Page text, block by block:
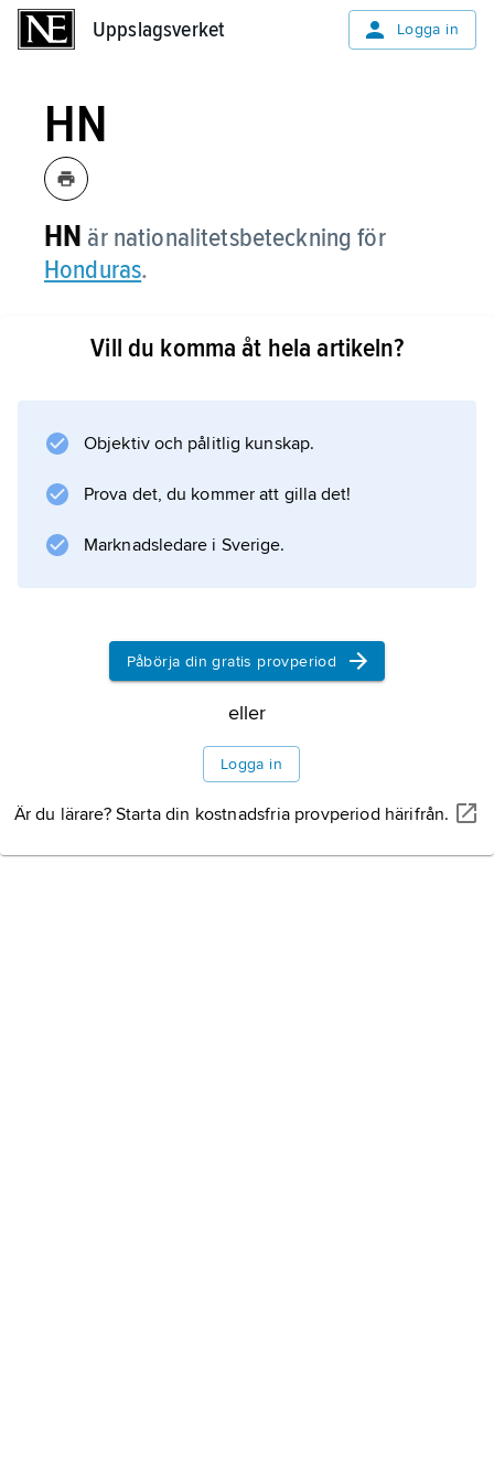
Uppslagsverket Logga in
HN
HN är nationalitetsbeteckning för
Honduras.
Vill du komma åt hela artikeln?
Objektiv och pålitlig kunskap.
Prova det, du kommer att gilla det!
Marknadsledare i Sverige.
Påbörja din gratis provperiod
eller
Logga in
Är du lärare? Starta din kostnadsfria provperiod härifrån.